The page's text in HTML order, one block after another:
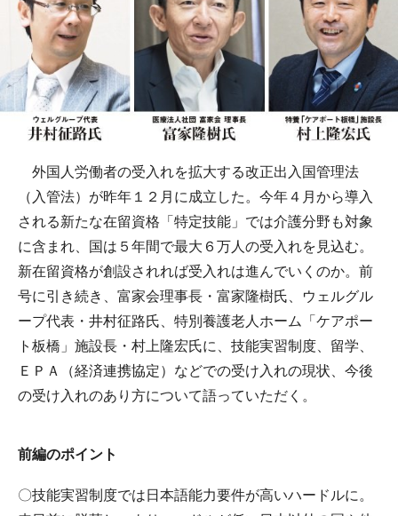
外国人労働者の受入れを拡大する改正出入国管理法
（入管法）が昨年１２月に成立した。今年４月から導入
される新たな在留資格「特定技能」では介護分野も対象
に含まれ、国は５年間で最大６万人の受入れを見込む。
新在留資格が創設されれば受入れは進んでいくのか。前
号に引き続き、富家会理事長・富家隆樹氏、ウェルグル
ープ代表・井村征路氏、特別養護老人ホーム「ケアポー
ト板橋」施設長・村上隆宏氏に、技能実習制度、留学、
ＥＰＡ（経済連携協定）などでの受け入れの現状、今後
の受け入れのあり方について語っていただく。
前編のポイント
〇技能実習制度では日本語能力要件が高いハードルに。